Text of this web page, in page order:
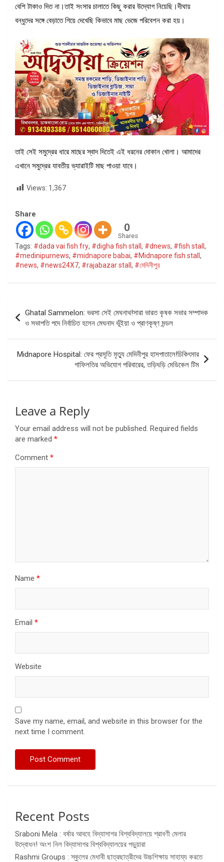
বেশি টাকাও দিত না।তাই সংসার চালাতে কিছু করার উদ্যোগ নিয়েছি।দীঘায়
বন্ধুদের সঙ্গে বেড়াতে গিয়ে দেখেছি কিভাবে মাছ ভেজে পরিবেশন করা হয়।
তাই সেই সমুদ্রের ধারে মাছের স্বাদ দিতেই এই ধরনের দোকান খোলা। আমাদের
এখানে সমুদ্রের যাবতীয় ভ্যারাইটি মাছ পাওয়া যাবে।
Views: 1,367
Share
0
Shares
Tags: #dada vai fish fry, #digha fish stall , #dnews, #fish stall ,
#medinipurnews, #midnapore babai, #Midnapore fish stall ,
#news, #news24X7, #rajabazar stall , #মেদিনীপুর
Post
navigation
Ghatal Sammelon: ভরসা সেই মেঘনাথ!সারা ভারত কৃষক সভার সম্পাদক
ও সভাপতি পদে নির্বাচিত হলেন মেঘনাদ ভূঁইয়া ও প্রাণকৃষ্ণ মন্ডল
Midnapore Hospital: ফের প্রসূতি মৃত্যু মেদিনীপুর হাসপাতালে!চিকিৎসার
গাফিলতির অভিযোগ পরিবারের, তড়িঘড়ি মেডিকেল টিম
Leave a Reply
Your email address will not be published. Required fields
are marked *
Comment *
Name *
Email *
Website
Save my name, email, and website in this browser for the
next time I comment.
Recent Posts
Sraboni Mela : বর্ষার আবহে বিদ্যাসাগর বিশ্ববিদ্যালয়ে শ্রাবণী মেলার
উদ্বোধন! অংশ নিল বিদ্যাসাগর বিশ্ববিদ্যালয়ের পড়ুয়ারা
Rashmi Groups : স্কুলের মেধাবী ছাত্রছাত্রীদের উচ্চশিক্ষায় সাহায্য করতে